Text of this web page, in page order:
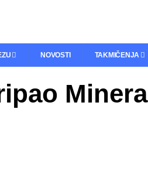
NOVOSTI TAKMIČENJA